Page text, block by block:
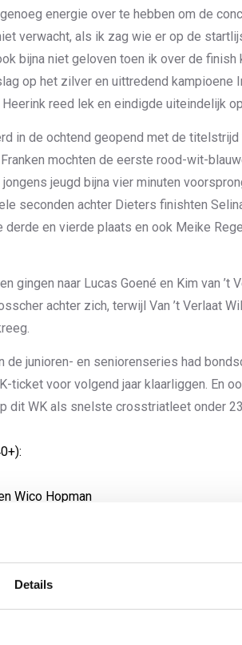
Details
energie over te hebben om de
verwacht, als ik zag wie er op de
bijna niet geloven toen ik over de finish
op het zilver en uittredend kampioene
reed lek en eindigde uiteindelijk
in de ochtend geopend met de titelstrijd
mochten de eerste rood-wit-
jeugd bijna vier minuten
seconden achter Dieters finishten
en vierde plaats en ook Meike
gingen naar Lucas Goené en Kim van ’t
achter zich, terwijl Van ’t Verlaat
de junioren- en seniorenseries had
ticket voor volgend jaar klaarliggen. En
dit WK als snelste crosstriatleet onder 23
Wico Hopman
en Rob van Zanten